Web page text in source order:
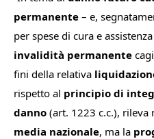
permanente – e,
per spese di cura e
invalidità permanente
fini della relativa
rispetto al principio di
danno (art. 1223 c.c.), rileva
media nazionale, ma la